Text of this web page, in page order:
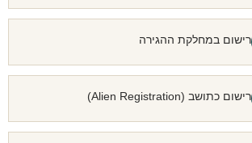
רישום במחלקת ההגירה
רישום כתושב (Alien Registration)